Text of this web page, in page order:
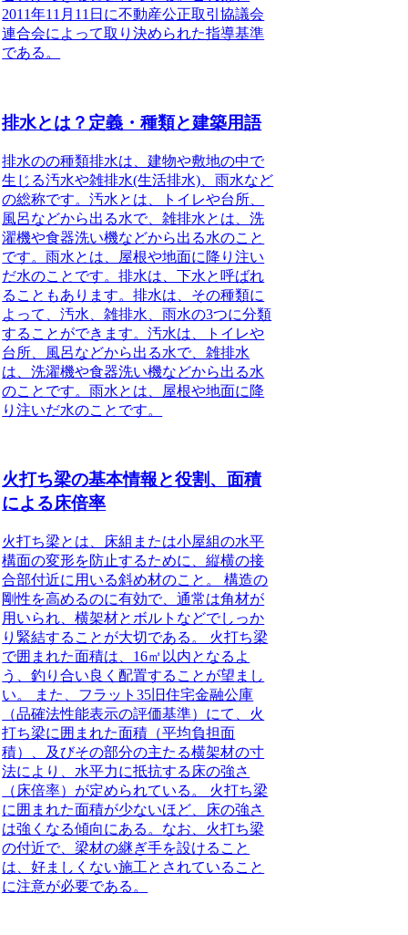
2011年11月11日に不動産公正取引協議会
連合会によって取り決められた指導基準
である。
排水とは？定義・種類と建築用語
排水のの種類排水は、建物や敷地の中で
生じる汚水や雑排水(生活排水)、雨水など
の総称です。汚水とは、トイレや台所、
風呂などから出る水で、雑排水とは、洗
濯機や食器洗い機などから出る水のこと
です。雨水とは、屋根や地面に降り注い
だ水のことです。排水は、下水と呼ばれ
ることもあります。排水は、その種類に
よって、汚水、雑排水、雨水の3つに分類
することができます。汚水は、トイレや
台所、風呂などから出る水で、雑排水
は、洗濯機や食器洗い機などから出る水
のことです。雨水とは、屋根や地面に降
り注いだ水のことです。
火打ち梁の基本情報と役割、面積
による床倍率
火打ち梁とは、床組または小屋組の水平
構面の変形を防止するために、縦横の接
合部付近に用いる斜め材のこと。
構造の
剛性を高めるのに有効で、通常は角材が
用いられ、横架材とボルトなどでしっか
り緊結することが大切である。 火打ち梁
で囲まれた面積は、16㎡以内となるよ
う、釣り合い良く配置することが望まし
い。 また、フラット35旧住宅金融公庫
（品確法性能表示の評価基準）にて、火
打ち梁に囲まれた面積（平均負担面
積）、及びその部分の主たる横架材の寸
法により、水平力に抵抗する床の強さ
（床倍率）が定められている。 火打ち梁
に囲まれた面積が少ないほど、床の強さ
は強くなる傾向にある。 なお、火打ち梁
の付近で、梁材の継ぎ手を設けること
は、好ましくない施工とされていること
に注意が必要である。